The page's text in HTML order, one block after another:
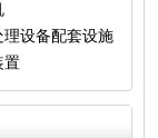
理设备配套设施
置